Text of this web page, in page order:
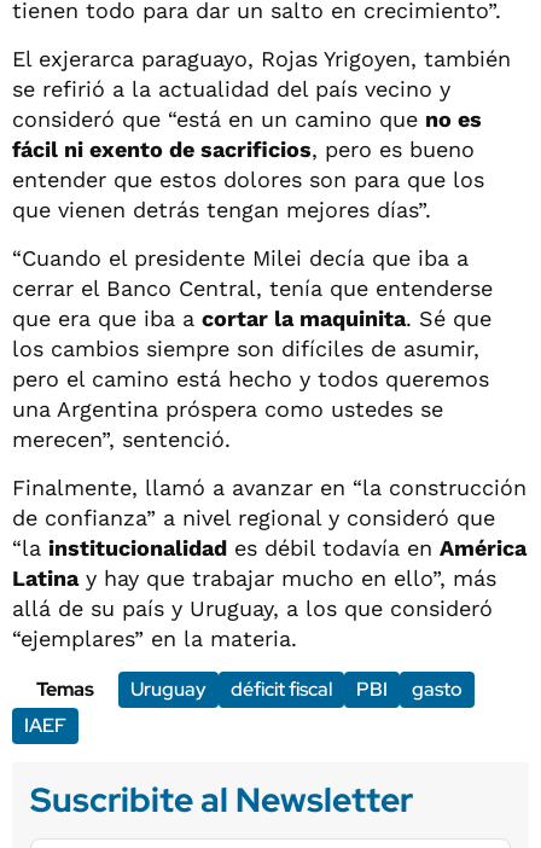
tienen todo para dar un salto en crecimiento”.
El exjerarca paraguayo, Rojas Yrigoyen, también
se refirió a la actualidad del país vecino y
consideró que “está en un camino que no es
fácil ni exento de sacrificios, pero es bueno
entender que estos dolores son para que los
que vienen detrás tengan mejores días”.
“Cuando el presidente Milei decía que iba a
cerrar el Banco Central, tenía que entenderse
que era que iba a cortar la maquinita. Sé que
los cambios siempre son difíciles de asumir,
pero el camino está hecho y todos queremos
una Argentina próspera como ustedes se
merecen”, sentenció.
Finalmente, llamó a avanzar en “la construcción
de confianza” a nivel regional y consideró que
“la institucionalidad es débil todavía en América
Latinay hay que trabajar mucho en ello”, más
allá de su país y Uruguay, a los que consideró
“ejemplares” en la materia.
Temas
Uruguay déficit fiscal PBI
gasto
IAEF
Suscribite al Newsletter